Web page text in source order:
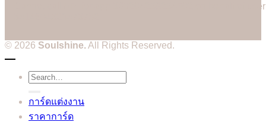
Cannot call API for app 380204239234502 on behalf of user
© 2026 Soulshine.All Rights Reserved.
Search
for:
การ์ดแต่งงาน
ราคาการ์ด